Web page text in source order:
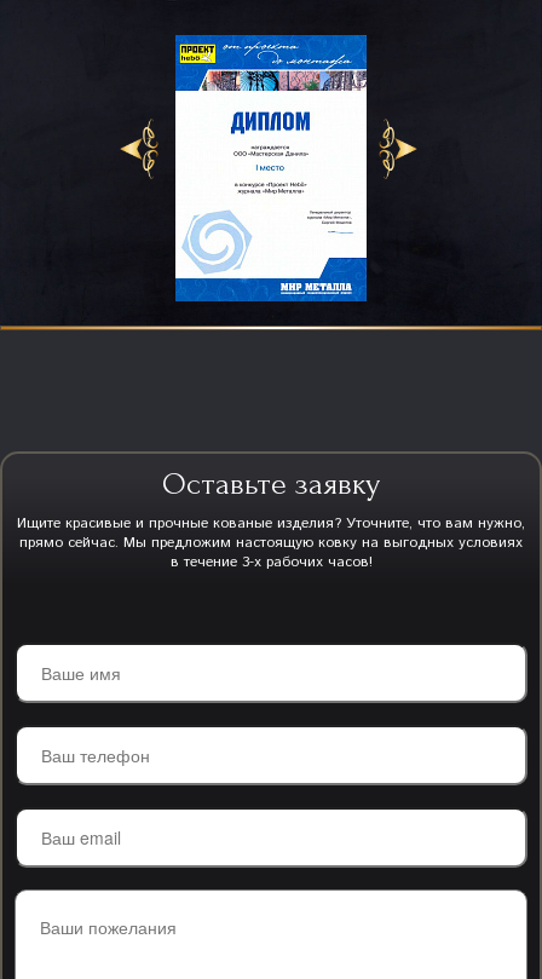
Оставьте заявку
Ищите красивые и прочные кованые изделия? Уточните, что вам нужно,
прямо сейчас. Мы предложим настоящую ковку на выгодных условиях
в течение 3-х рабочих часов!